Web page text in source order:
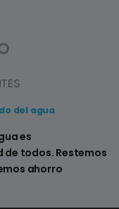
del agua
es
todos. Restemos
ahorro